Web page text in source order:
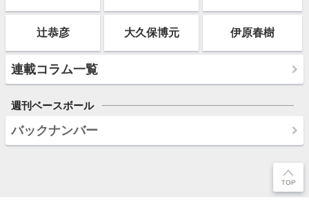
辻恭彦 大久保博元 伊原春樹
連載コラム一覧
週刊ベースボール
バックナンバー